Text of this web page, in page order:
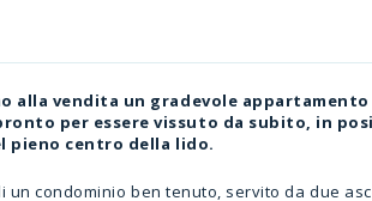
alla vendita un gradevole
per essere vissuto da subito, in
pieno centro della lido.
un condominio ben tenuto, servito da due